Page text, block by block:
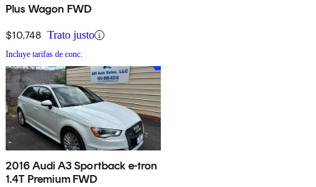
Plus Wagon FWD
$10,748 Trato justo
Incluye tarifas de conc.
2016 Audi A3 Sportback e-tron
1.4T Premium FWD